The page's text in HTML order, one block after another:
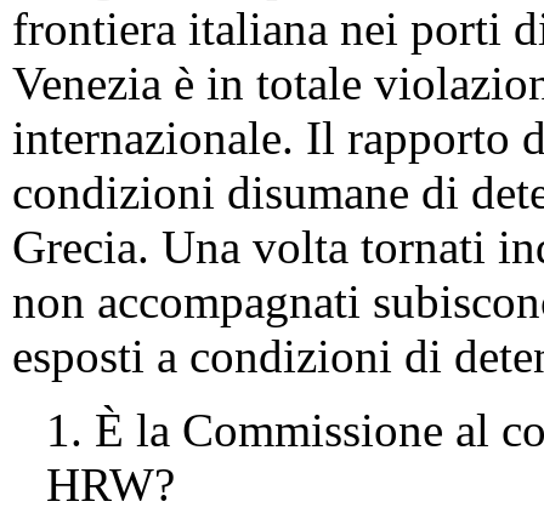
frontiera italiana nei porti
Venezia è in totale
internazionale. Il rapporto
condizioni disumane di
Grecia. Una volta tornati
non accompagnati
esposti a condizioni di
1. È la Commissione al
HRW?